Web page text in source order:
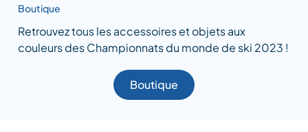
Boutique
Retrouvez tous les accessoires et objets aux
couleurs des Championnats du monde de ski 2023 !
Boutique